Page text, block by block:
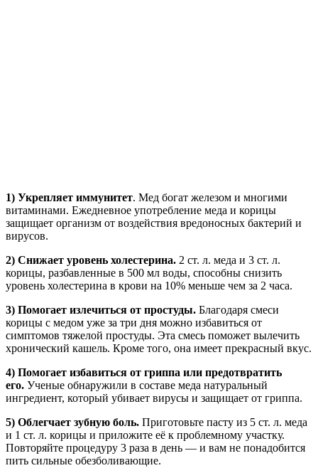
1) Укрепляет иммунитет. Мед богат железом и многими
витаминами. Ежедневное употребление меда и корицы
защищает организм от воздействия вредоносных бактерий и
вирусов.
2) Снижает уровень холестерина. 2 ст. л. меда и 3 ст. л.
корицы, разбавленные в 500 мл воды, способны снизить
уровень холестерина в крови на 10% меньше чем за 2 часа.
3) Помогает излечиться от простуды. Благодаря смеси
корицы с медом уже за три дня можно избавиться от
симптомов тяжелой простуды. Эта смесь поможет вылечить
хронический кашель. Кроме того, она имеет прекрасный вкус.
4) Помогает избавиться от гриппа или предотвратить
его. Ученые обнаружили в составе меда натуральный
ингредиент, который убивает вирусы и защищает от гриппа.
5) Облегчает зубную боль. Приготовьте пасту из 5 ст. л. меда
и 1 ст. л. корицы и приложите её к проблемному участку.
Повторяйте процедуру 3 раза в день — и вам не понадобится
пить сильные обезболивающие.